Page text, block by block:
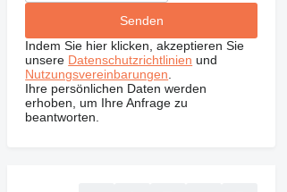
Indem Sie hier klicken, akzeptieren Sie
unsere Datenschutzrichtlinien und
Nutzungsvereinbarungen
Ihre persönlichen Daten werden
erhoben, um Ihre Anfrage zu
beantworten.